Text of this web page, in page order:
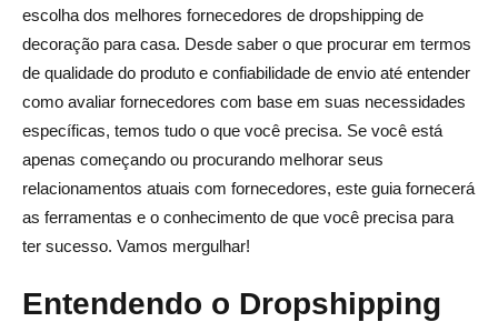
1. Configurando contas e pedidos de fornecedores
2. Sincronizando listas de produtos e inventário
3. Lidando com atendimento ao cliente e devoluções
Melhores práticas e armadilhas comuns a serem
evitadas
fornecedor
escolha dos melhores fornecedores de dropshipping de
decoração para casa. Desde saber o que procurar em termos
de qualidade do produto e confiabilidade de envio até entender
como avaliar fornecedores com base em suas necessidades
específicas, temos tudo o que você precisa. Se você está
apenas começando ou procurando melhorar seus
relacionamentos atuais com fornecedores, este guia fornecerá
as ferramentas e o conhecimento de que você precisa para
ter sucesso. Vamos mergulhar!
Entendendo o Dropshipping